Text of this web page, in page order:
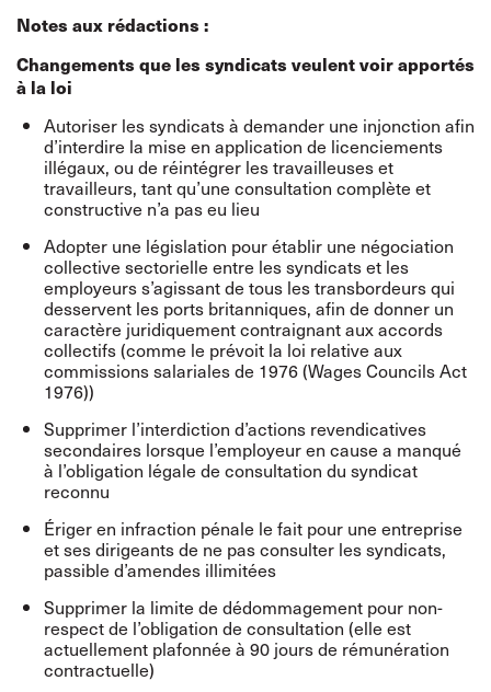
Notes aux rédactions :
Changements que les syndicats veulent voir apportés
à la loi
Autoriser les syndicats à demander une injonction afin
d’interdire la mise en application de licenciements
illégaux, ou de réintégrer les travailleuses et
travailleurs, tant qu’une consultation complète et
constructive n’a pas eu lieu
Adopter une législation pour établir une négociation
collective sectorielle entre les syndicats et les
employeurs s’agissant de tous les transbordeurs qui
desservent les ports britanniques, afin de donner un
caractère juridiquement contraignant aux accords
collectifs (comme le prévoit la loi relative aux
commissions salariales de 1976 (Wages Councils Act
1976))
Supprimer l’interdiction d’actions revendicatives
secondaires lorsque l’employeur en cause a manqué
à l’obligation légale de consultation du syndicat
reconnu
Ériger en infraction pénale le fait pour une entreprise
et ses dirigeants de ne pas consulter les syndicats,
passible d’amendes illimitées
Supprimer la limite de dédommagement pour non-
respect de l’obligation de consultation (elle est
actuellement plafonnée à 90 jours de rémunération
contractuelle)